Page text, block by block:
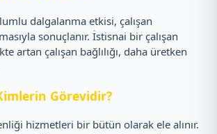
dalgalanma etkisi, çalışan
sonuçlanır. İstisnai bir çalışan
artan çalışan bağlılığı, daha üretken
Görevidir?
hizmetleri bir bütün olarak ele alınır.